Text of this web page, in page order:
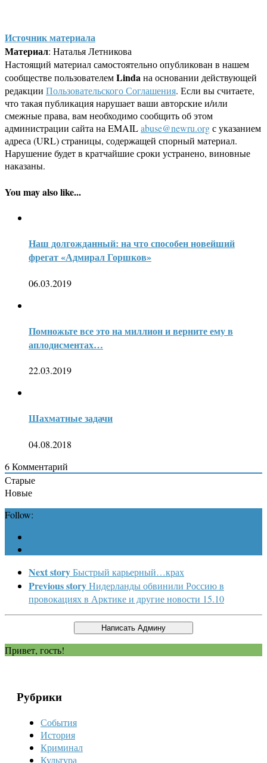
Источник материала
Материал: Наталья Летникова
Настоящий материал самостоятельно опубликован в нашем
сообществе пользователемLindaна основании действующей
редакции Пользовательского Соглашения. Если вы считаете,
что такая публикация нарушает ваши авторские и/или
смежные права, вам необходимо сообщить об этом
администрации сайта на EMAILabuse@newru.orgс указанием
адреса (URL) страницы, содержащей спорный материал.
Нарушение будет в кратчайшие сроки устранено, виновные
наказаны.
You may also like...
Наш долгожданный: на что способен новейший
фрегат «Адмирал Горшков»
06.03.2019
Помножьте все это на миллион и верните ему в
аплодисментах…
22.03.2019
Шахматные задачи
04.08.2018
6Комментарий
Старые
Новые
Follow:
Next storyБыстрый карьерный…крах
Previous storyНидерланды обвинили Россию в
провокациях в Арктике и другие новости 15.10
Привет, гость!
Рубрики
События
История
Криминал
Культура